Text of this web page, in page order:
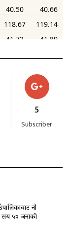
5
Subscriber
नौ
सय ५२ जनाकाे